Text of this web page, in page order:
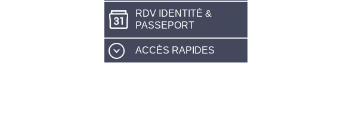
RDV IDENTITÉ &
PASSEPORT
ACCÈS RAPIDES